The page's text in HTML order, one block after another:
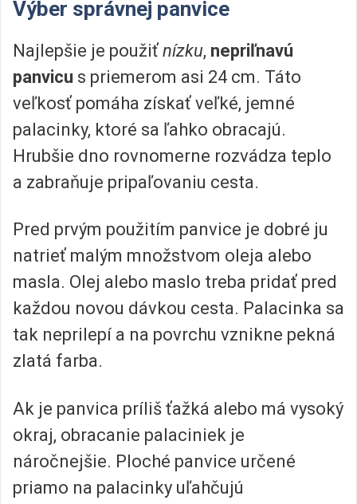
Výber správnej panvice
Najlepšie je použiť nízku, nepriľnavú
panvicu s priemerom asi 24 cm. Táto
veľkosť pomáha získať veľké, jemné
palacinky, ktoré sa ľahko obracajú.
Hrubšie dno rovnomerne rozvádza teplo
a zabraňuje pripaľovaniu cesta.
Pred prvým použitím panvice je dobré ju
natrieť malým množstvom oleja alebo
masla. Olej alebo maslo treba pridať pred
každou novou dávkou cesta. Palacinka sa
tak neprilepí a na povrchu vznikne pekná
zlatá farba.
Ak je panvica príliš ťažká alebo má vysoký
okraj, obracanie palaciniek je
náročnejšie. Ploché panvice určené
priamo na palacinky uľahčujú